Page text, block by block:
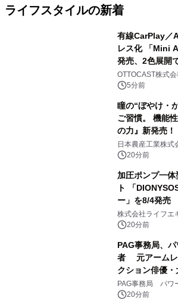
ライフスタイルの新着
有線CarPlay／
レス化 「Mini
発売、2色展開
OTTOCAST株式会
5分前
瞳の“ぼやけ・
ご習慣。 機能
の力』新発売
みの日本農産工
売
日本農産工業株式
20分前
加圧ポンプ一
ト 「
ー」を8/4発売
株式会社ライフエ
20分前
PAG事務局、
者 元アームレ
クション俳優
映画『夢物語』
ン・キンポー
PAG事務局 パワ
20分前